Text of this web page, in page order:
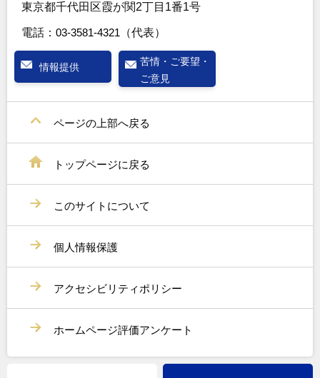
東京都千代田区霞が関2丁目1番1号
電話： 03-3581-4321 （代表）
情報提供
苦情・ご要望・
ご意見
ページの上部へ戻る
トップページに戻る
このサイトについて
個人情報保護
アクセシビリティポリシー
ホームページ評価アンケート